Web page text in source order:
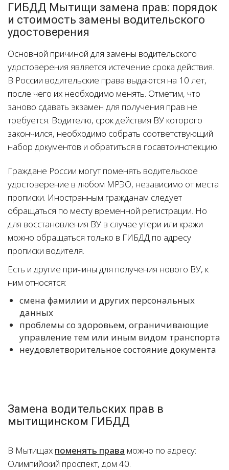
ГИБДД Мытищи замена прав: порядок
и стоимость замены водительского
удостоверения
Основной причиной для замены водительского
удостоверения является истечение срока действия.
В России водительские права выдаются на 10 лет,
после чего их необходимо менять. Отметим, что
заново сдавать экзамен для получения прав не
требуется. Водителю, срок действия ВУ которого
закончился, необходимо собрать соответствующий
набор документов и обратиться в госавтоинспекцию.
Граждане России могут поменять водительское
удостоверение в любом МРЭО, независимо от места
прописки. Иностранным гражданам следует
обращаться по месту временной регистрации. Но
для восстановления ВУ в случае утери или кражи
можно обращаться только в ГИБДД по адресу
прописки водителя.
Есть и другие причины для получения нового ВУ, к
ним относятся:
смена фамилии и других персональных
данных
проблемы со здоровьем, ограничивающие
управление тем или иным видом транспорта
неудовлетворительное состояние документа
Замена водительских прав в
мытищинском ГИБДД
В Мытищах поменять права можно по адресу:
Олимпийский проспект, дом 40.